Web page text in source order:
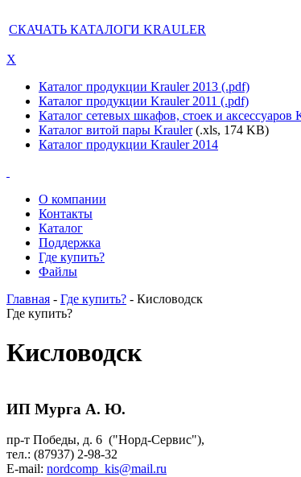
СКАЧАТЬ КАТАЛОГИ KRAULER
X
Каталог продукции Krauler 2013 (.pdf)
Каталог продукции Krauler 2011 (.pdf)
Каталог сетевых шкафов, стоек и аксессуаров
Каталог витой пары Krauler(.xls, 174 KB)
Каталог продукции Krauler 2014
О компании
Контакты
Каталог
Поддержка
Где купить?
Файлы
Главная - Где купить? - Кисловодск
Где купить?
Кисловодск
ИП Мурга А. Ю.
пр-т Победы, д. 6 ("Норд-Сервис"),
тел.: (87937) 2-98-32
E-mail: nordcomp_kis@mail.ru